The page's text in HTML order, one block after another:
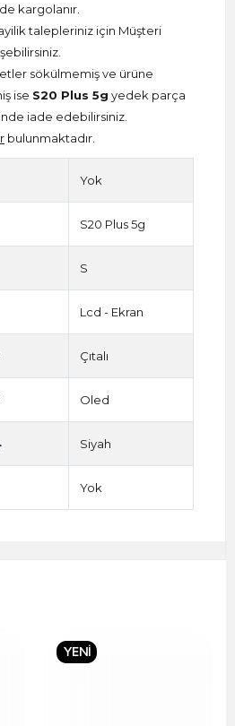
kargolanır.
talepleriniz için Müşteri
sökülmemiş ve ürüne
ise S20 Plus 5g yedek parça
iade edebilirsiniz.
bulunmaktadır.
Yok
S20 Plus 5g
S
Lcd - Ekran
Çıtalı
Oled
Siyah
Yok
YENİ